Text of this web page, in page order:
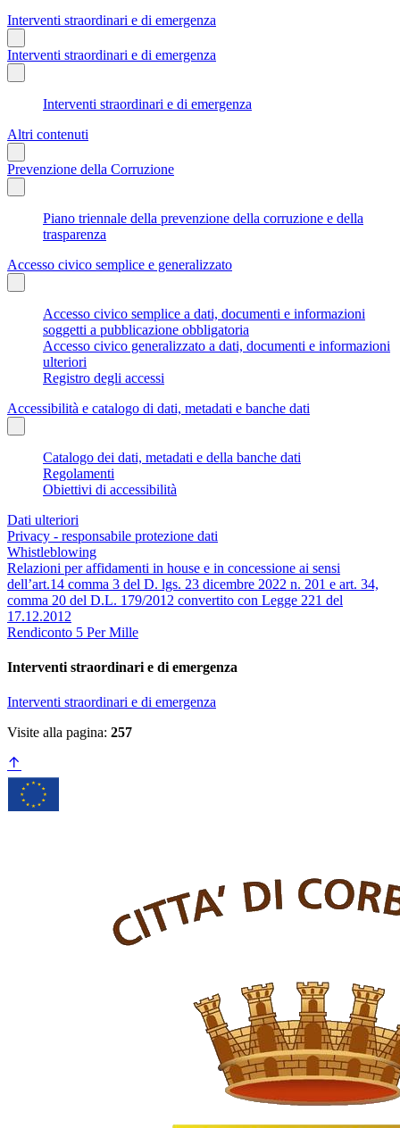
Interventi straordinari e di emergenza
Interventi straordinari e di emergenza
Interventi straordinari e di emergenza
Altri contenuti
Prevenzione della Corruzione
Piano triennale della prevenzione della corruzione e della
trasparenza
Accesso civico semplice e generalizzato
Accesso civico semplice a dati, documenti e informazioni
soggetti a pubblicazione obbligatoria
Accesso civico generalizzato a dati, documenti e informazioni
ulteriori
Registro degli accessi
Accessibilità e catalogo di dati, metadati e banche dati
Catalogo dei dati, metadati e della banche dati
Regolamenti
Obiettivi di accessibilità
Dati ulteriori
Privacy - responsabile protezione dati
Whistleblowing
Relazioni per affidamenti in house e in concessione ai sensi
dell’art.14 comma 3 del D. lgs. 23 dicembre 2022 n. 201 e art. 34,
comma 20 del D.L. 179/2012 convertito con Legge 221 del
17.12.2012
Rendiconto 5 Per Mille
Interventi straordinari e di emergenza
Interventi straordinari e di emergenza
Visite alla pagina: 257